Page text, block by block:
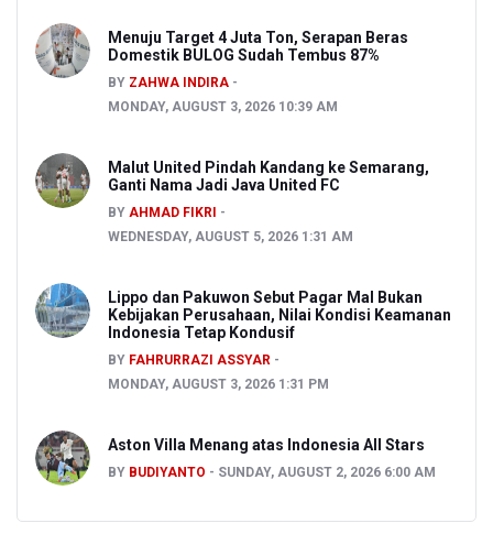
Menuju Target 4 Juta Ton, Serapan Beras
Domestik BULOG Sudah Tembus 87%
BY ZAHWA INDIRA
MONDAY, AUGUST 3, 2026 10:39 AM
Malut United Pindah Kandang ke Semarang,
Ganti Nama Jadi Java United FC
BY AHMAD FIKRI
WEDNESDAY, AUGUST 5, 2026 1:31 AM
Lippo dan Pakuwon Sebut Pagar Mal Bukan
Kebijakan Perusahaan, Nilai Kondisi Keamanan
Indonesia Tetap Kondusif
BY FAHRURRAZI ASSYAR
MONDAY, AUGUST 3, 2026 1:31 PM
Aston Villa Menang atas Indonesia All Stars
BY BUDIYANTO SUNDAY, AUGUST 2, 2026 6:00 AM